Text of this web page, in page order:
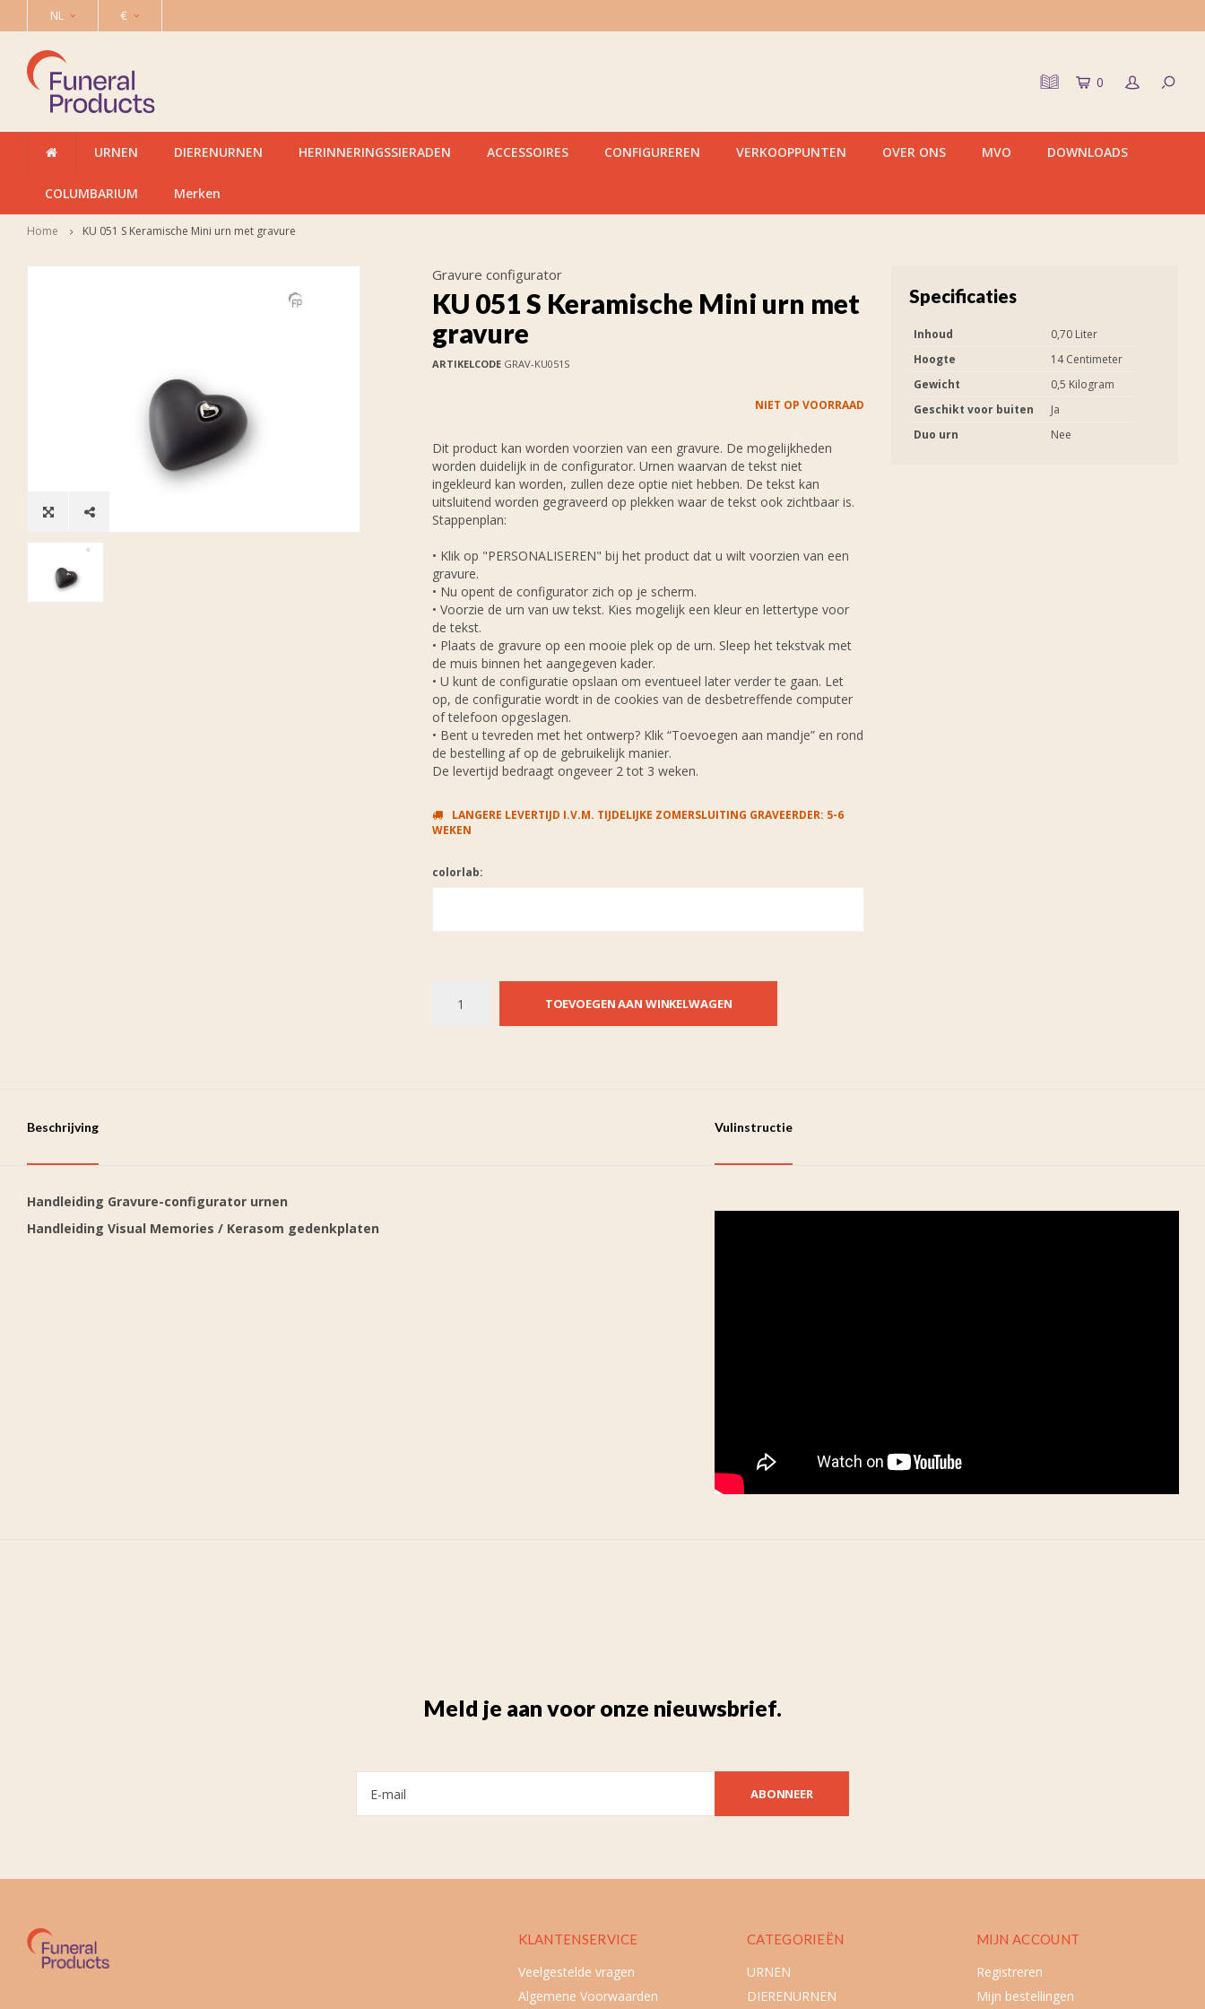
NL €
0
URNEN DIERENURNEN HERINNERINGSSIERADEN ACCESSOIRES CONFIGUREREN VERKOOPPUNTEN OVER ONS MVO DOWNLOADS
COLUMBARIUM Merken
Home KU 051 S Keramische Mini urn met gravure
Gravure configurator
KU 051 S Keramische Mini urn met
gravure
ARTIKELCODEGRAV-KU051S
NIET OP VOORRAAD
Dit product kan worden voorzien van een gravure. De mogelijkheden
worden duidelijk in de configurator. Urnen waarvan de tekst niet
ingekleurd kan worden, zullen deze optie niet hebben. De tekst kan
uitsluitend worden gegraveerd op plekken waar de tekst ook zichtbaar is.
Stappenplan:
• Klik op "PERSONALISEREN" bij het product dat u wilt voorzien van een
gravure.
• Nu opent de configurator zich op je scherm.
• Voorzie de urn van uw tekst. Kies mogelijk een kleur en lettertype voor
de tekst.
• Plaats de gravure op een mooie plek op de urn. Sleep het tekstvak met
de muis binnen het aangegeven kader.
• U kunt de configuratie opslaan om eventueel later verder te gaan. Let
op, de configuratie wordt in de cookies van de desbetreffende computer
of telefoon opgeslagen.
• Bent u tevreden met het ontwerp? Klik “Toevoegen aan mandje” en rond
de bestelling af op de gebruikelijk manier.
De levertijd bedraagt ongeveer 2 tot 3 weken.
LANGERE LEVERTIJD I.V.M. TIJDELIJKE ZOMERSLUITING GRAVEERDER: 5-6
WEKEN
colorlab:
TOEVOEGEN AAN WINKELWAGEN
Specificaties
Inhoud
0,70 Liter
Hoogte
14 Centimeter
Gewicht
0,5 Kilogram
Geschikt voor buiten
Ja
Duo urn
Nee
Beschrijving Vulinstructie
Handleiding Gravure-configurator urnen
Handleiding Visual Memories / Kerasom gedenkplaten
Meld je aan voor onze nieuwsbrief.
ABONNEER
KLANTENSERVICE
Veelgestelde vragen
Algemene Voorwaarden
CATEGORIEËN
URNEN
DIERENURNEN
MIJN ACCOUNT
Registreren
Mijn bestellingen